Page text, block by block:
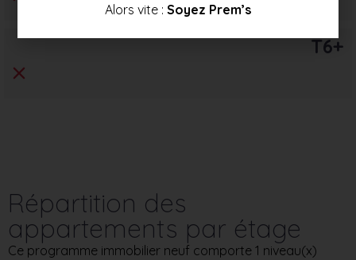
T6+
Répartition des
appartements par étage
Ce programme immobilier neuf comporte 1 niveau(x)
Alors vite : Soyez Prem’s